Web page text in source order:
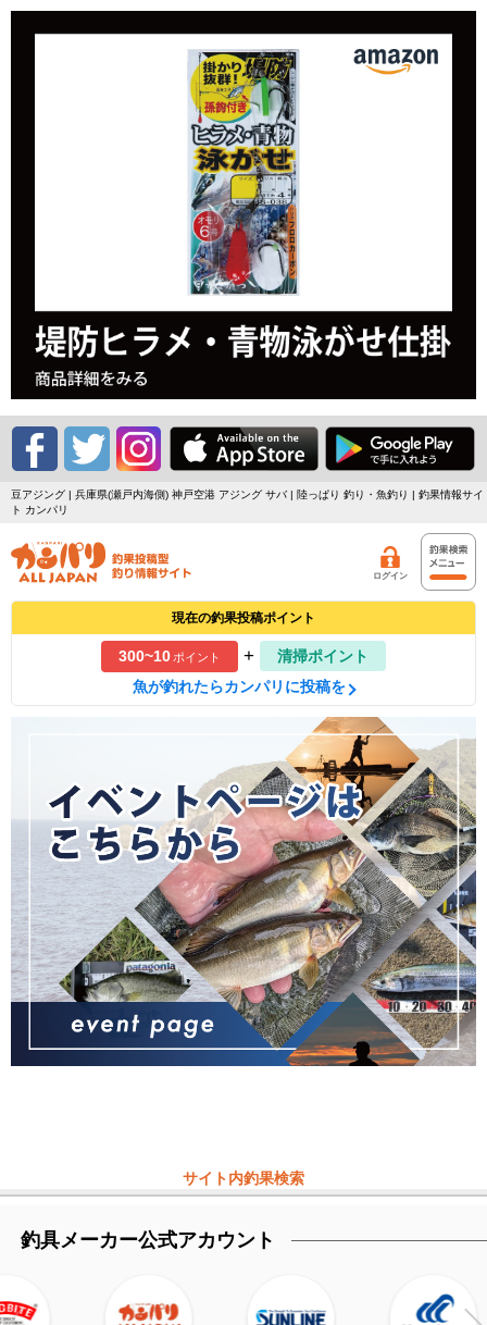
豆アジング | 兵庫県(瀬戸内海側) 神戸空港 アジング サバ | 陸っぱり 釣り・魚釣り | 釣果情報サイ
ト カンパリ
ログイン
現在の釣果投稿ポイント
300~10ポイント +
清掃ポイント
魚が釣れたらカンパリに投稿を
サイト内釣果検索
釣具メーカー公式アカウント